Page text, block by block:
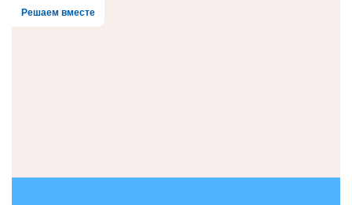
Решаем вместе